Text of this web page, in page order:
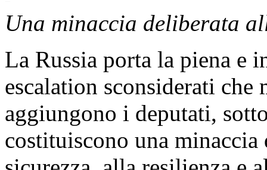
Una minaccia deliberata
La Russia porta la piena e
escalation sconsiderati
aggiungono i deputati,
costituiscono una minaccia